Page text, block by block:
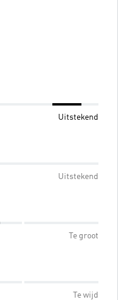
Uitstekend
Uitstekend
Te groot
Te wijd